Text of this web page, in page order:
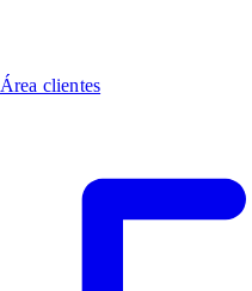
Área clientes